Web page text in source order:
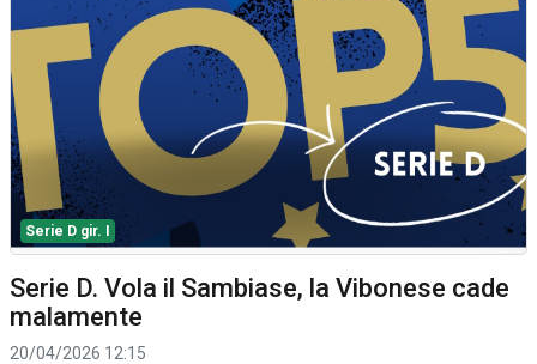
Serie D gir. I
Serie D. Vola il Sambiase, la Vibonese cade
malamente
20/04/2026 12:15